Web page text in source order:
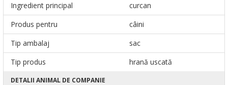
Ingredient principal
curcan
Produs pentru
câini
Tip ambalaj
sac
Tip produs
hrană uscată
DETALII ANIMAL DE COMPANIE